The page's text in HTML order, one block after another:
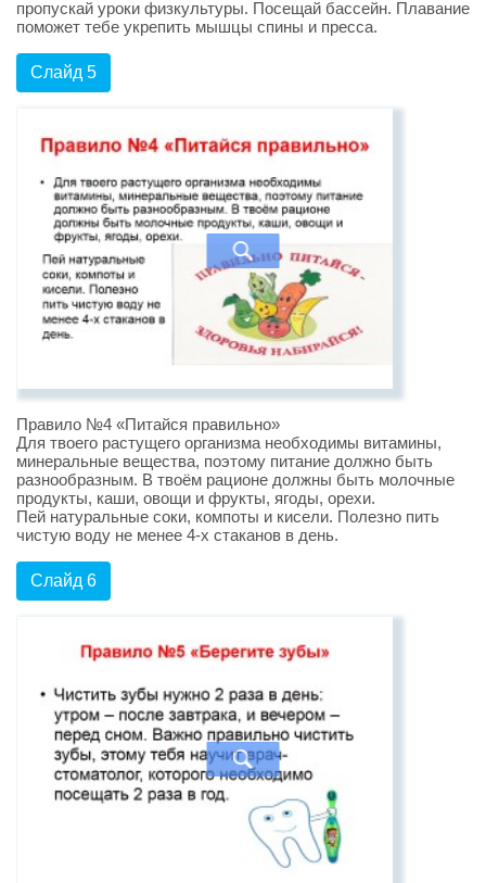
пропускай уроки физкультуры. Посещай бассейн. Плавание
поможет тебе укрепить мышцы спины и пресса.
Слайд 5
Правило №4 «Питайся правильно»
Для твоего растущего организма необходимы витамины,
минеральные вещества, поэтому питание должно быть
разнообразным. В твоём рационе должны быть молочные
продукты, каши, овощи и фрукты, ягоды, орехи.
Пей натуральные соки, компоты и кисели. Полезно пить
чистую воду не менее 4-х стаканов в день.
Слайд 6